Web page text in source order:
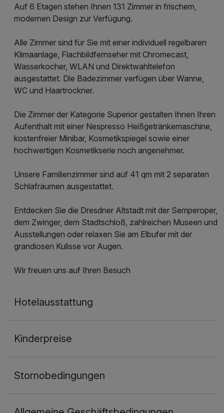
Auf 6 Etagen stehen Ihnen 131 Zimmer in frischem,
modernen Design zur Verfügung.
Alle Zimmer sind für Sie mit einer individuell regelbaren
Klimaanlage, Flachbildfernseher mit Chromecast,
Wasserkocher, WLAN und Direktwahltelefon
ausgestattet. Die Badezimmer verfügen über Wanne,
WC und Haartrockner.
Die Zimmer der Kategorie Superior gestalten Ihnen Ihren
Aufenthalt mit einer Nespresso Heißgetränkemaschine,
kostenfreier Minibar, Kosmetikspiegel sowie einer
hochwertigen Kosmetikserie noch angenehmer.
Unsere Familienzimmer sind auf 41 qm mit 2 separaten
Schlafräumen ausgestattet.
Entdecken Sie die Dresdner Altstadt mit der Semperoper,
dem Zwinger, dem Stadtschloß, zahlreichen Museen und
Ausstellungen oder relaxen Sie am Elbufer mit der
grandiosen Kulisse vor Augen.
Wir freuen uns auf Ihren Besuch
Hotelausstattung
Kinderpreise
Stornobedingungen